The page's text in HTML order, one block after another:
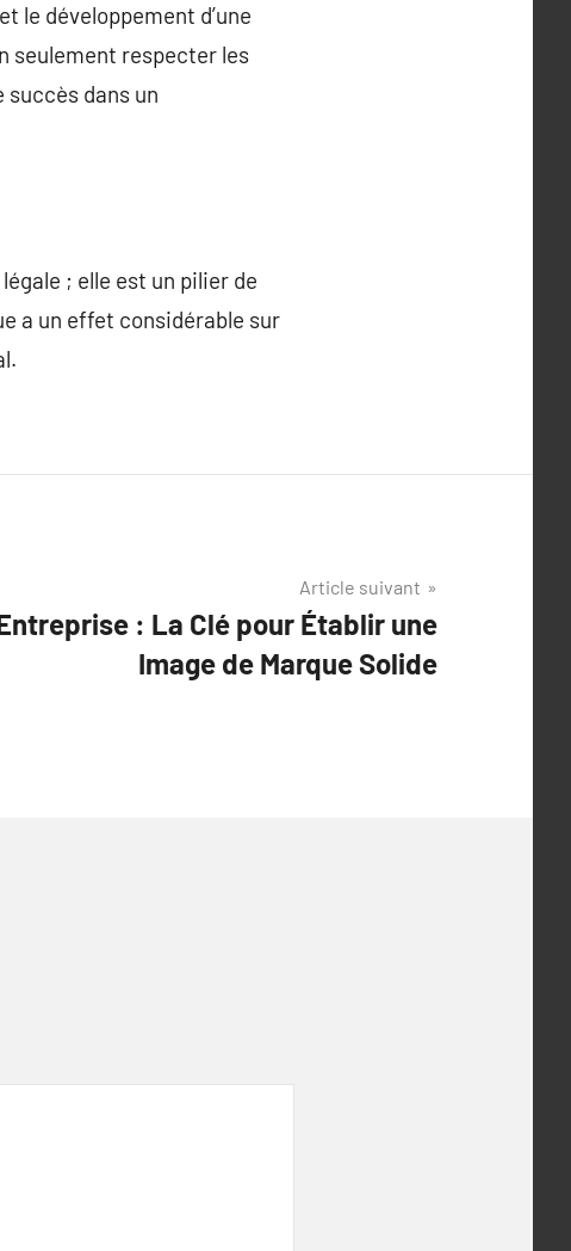
le développement d’une
seulement respecter les
dans un
; elle est un pilier de
a un effet considérable sur
Article suivant
: La Clé pour Établir une
Image de Marque Solide